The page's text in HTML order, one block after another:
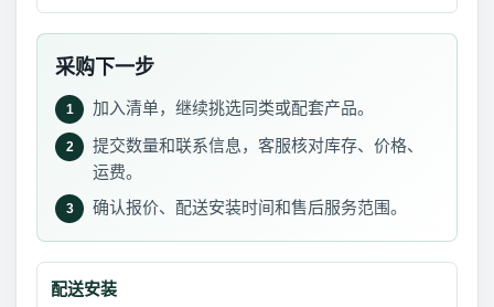
采购下一步
1 加入清单，继续挑选同类或配套产品。
2
提交数量和联系信息，客服核对库存、价格、
运费。
3 确认报价、配送安装时间和售后服务范围。
配送安装